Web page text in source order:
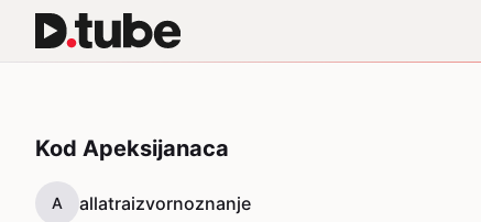
Kod Apeksijanaca
A allatraizvornoznanje